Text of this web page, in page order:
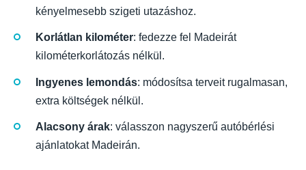
kényelmesebb szigeti utazáshoz.
Korlátlan kilométer: fedezze fel Madeirát
kilométerkorlátozás nélkül.
Ingyenes lemondás: módosítsa terveit rugalmasan,
extra költségek nélkül.
Alacsony árak: válasszon nagyszerű autóbérlési
ajánlatokat Madeirán.